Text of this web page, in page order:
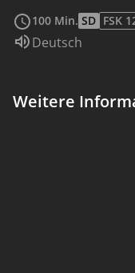
sich beide Männer
100 Min. SD FSK
Sprache:
Deutsch
Weitere